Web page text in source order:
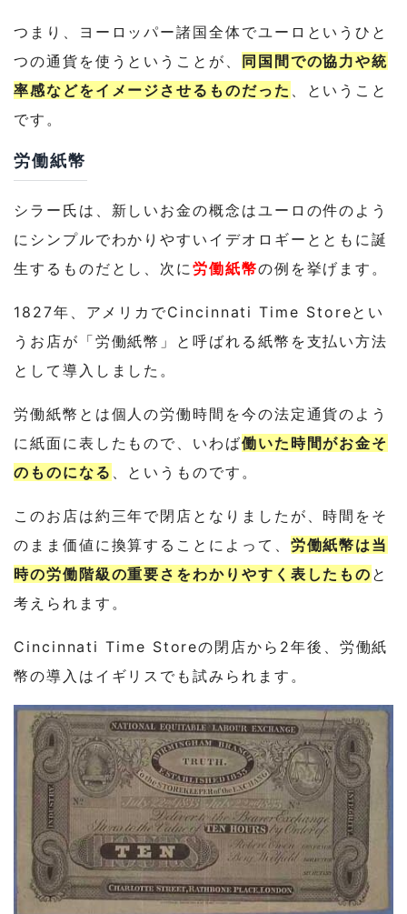
つまり、ヨーロッパー諸国全体でユーロというひと
つの通貨を使うということが、 同国間での協力や統
率感などをイメージさせるものだった
、ということ
です。
労働紙幣
シラー氏は、新しいお金の概念はユーロの件のよう
にシンプルでわかりやすいイデオロギーとともに誕
生するものだとし、次に労働紙幣の例を挙げます。
1827年、アメリカでCincinnati Time Storeとい
うお店が「労働紙幣」と呼ばれる紙幣を支払い方法
として導入しました。
労働紙幣とは個人の労働時間を今の法定通貨のよう
に紙面に表したもので、いわば働いた時間がお金そ
のものになる
、というものです。
このお店は約三年で閉店となりましたが、時間をそ
のまま価値に換算することによって、 労働紙幣は当
時の労働階級の重要さをわかりやすく表したもの と
考えられます。
Cincinnati Time Storeの閉店から2年後、労働紙
幣の導入はイギリスでも試みられます。